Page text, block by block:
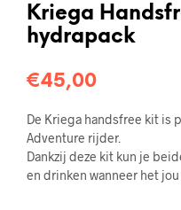
Kriega
hydrapack
€45,00
De Kriega handsfree kit is
Adventure rijder.
Dankzij deze kit kun je
en drinken wanneer het